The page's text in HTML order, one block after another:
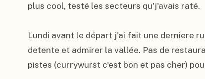
plus cool, testé les secteurs qu'j'avais raté.
Lundi avant le départ j'ai fait une derniere
detente et admirer la vallée. Pas de
pistes (currywurst c'est bon et pas cher)